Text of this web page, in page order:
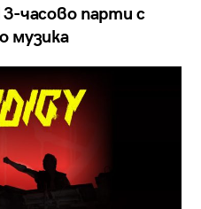
часово парти с
музика